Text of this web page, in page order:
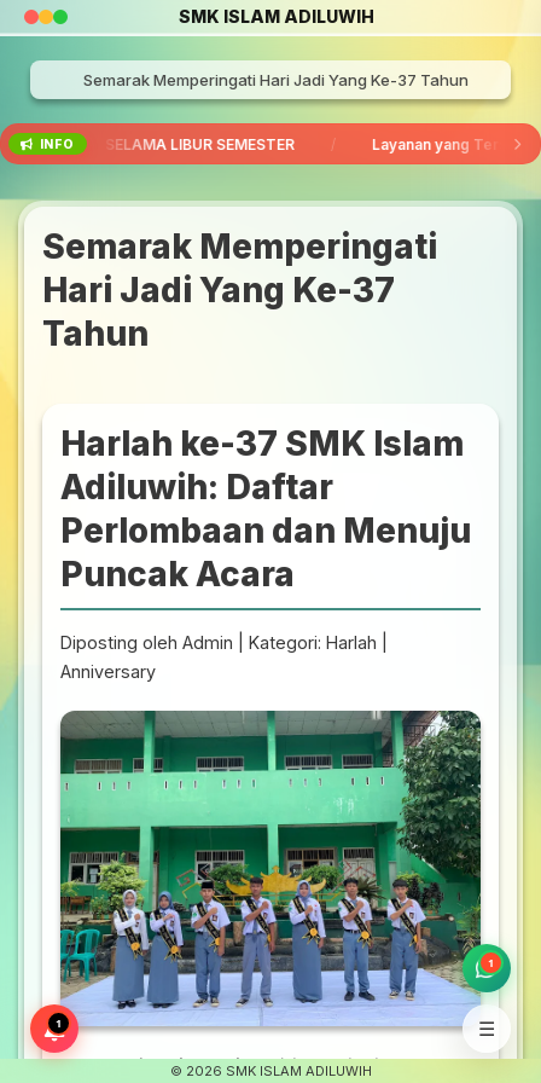
SMK ISLAM ADILUWIH
Semarak Memperingati Hari Jadi Yang Ke-37 Tahun
INFO SELAMA LIBUR SEMESTER Layanan yang Tersedia
Semarak Memperingati
Hari Jadi Yang Ke-37
Tahun
Harlah ke-37 SMK Islam
Adiluwih: Daftar
Perlombaan dan Menuju
Puncak Acara
Diposting oleh Admin | Kategori: Harlah |
Anniversary
Antusiasme siswa dalam perlombaan
© 2026 SMK ISLAM ADILUWIH
☰
1
1